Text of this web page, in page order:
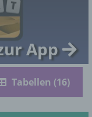
App
Tabellen (16)